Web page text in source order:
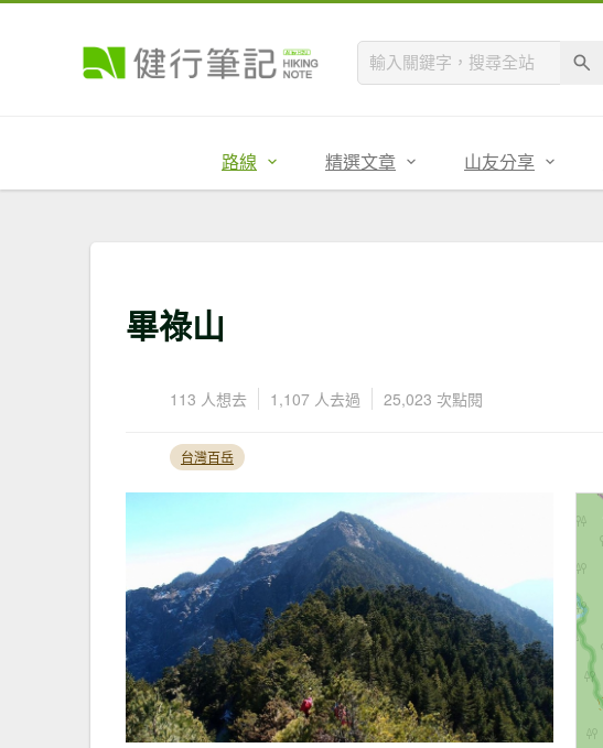
路線 精選文章 山友分享
畢祿山
113 人想去 1,107 人去過 25,023 次點閱
台灣百岳